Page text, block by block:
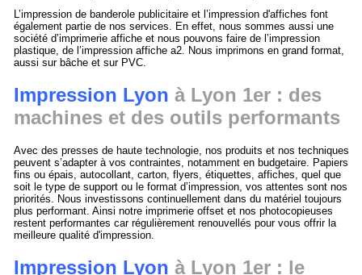
L’impression de banderole publicitaire et l’impression d'affiches font
également partie de nos services. En effet, nous sommes aussi une
société d’imprimerie affiche et nous pouvons faire de l’impression
plastique, de l’impression affiche a2. Nous imprimons en grand format,
aussi sur bâche et sur PVC.
Impression Lyon à Lyon 1er : des
machines et des outils performants
Avec des presses de haute technologie, nos produits et nos techniques
peuvent s’adapter à vos contraintes, notamment en budgetaire. Papiers
fins ou épais, autocollant, carton, flyers, étiquettes, affiches, quel que
soit le type de support ou le format d’impression, vos attentes sont nos
priorités. Nous investissons continuellement dans du matériel toujours
plus performant. Ainsi notre imprimerie offset et nos photocopieuses
restent performantes car régulièrement renouvellés pour vous offrir la
meilleure qualité d'impression.
Impression Lyon à Lyon 1er : le